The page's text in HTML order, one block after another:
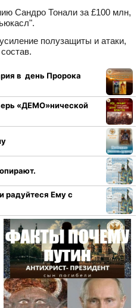
Сандро Тонали за £100 млн,
полузащиты и атаки,
в день Пророка
«ДЕМО»нической
радуйтеся Ему с